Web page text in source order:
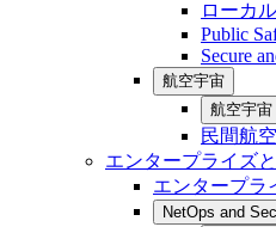
ローカ
Public
Secure
航空宇宙
航空宇宙
民間航空
エンタープライズ
エンタープラ
NetOps and